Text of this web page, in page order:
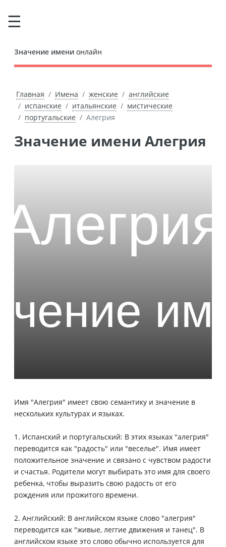
Значение имени онлайн
Главная Имена женские
английские
испанские
итальянские
мистические
португальские
Алегрия
Значение имени Алегрия
Имя "Алегрия" имеет свою семантику и значение в
нескольких культурах и языках.
1. Испанский и португальский: В этих языках "алегрия"
переводится как "радость" или "веселье". Имя имеет
положительное значение и связано с чувством радости
и счастья. Родители могут выбирать это имя для своего
ребенка, чтобы выразить свою радость от его
рождения или прожитого времени.
2. Английский: В английском языке слово "алегрия"
переводится как "живые, леггие движения и танец". В
английском языке это слово обычно используется для